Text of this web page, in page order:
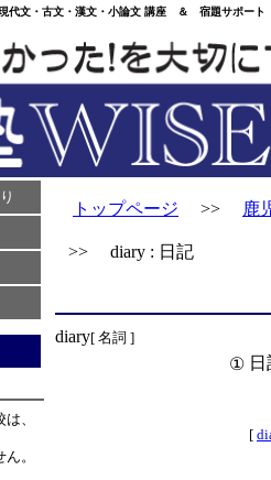
文・古文・漢文・小論文 講座 ＆ 宿題サポー
、
。
トップページ >> 鹿
>> diary : 日記
diary[ 名詞 ]
①
[